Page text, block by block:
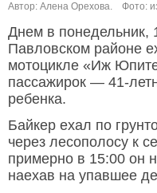
Автор: Алена Орехова.
Фото:
Днем в понедельник,
Павловском районе
мотоцикле «Иж
пассажирок — 41-
ребенка.
Байкер ехал по
через лесополосу к
примерно в 15:00 он
наехав на упавшее